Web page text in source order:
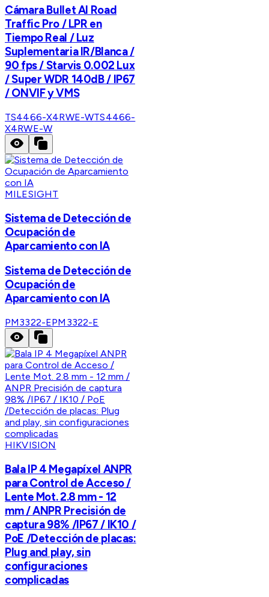
Cámara Bullet AI Road
Traffic Pro / LPR en
Tiempo Real / Luz
Suplementaria IR/Blanca /
90 fps / Starvis 0.002 Lux
/ Super WDR 140dB / IP67
/ ONVIF y VMS
TS4466-X4RWE-WTS4466-
X4RWE-W
MILESIGHT
Sistema de Detección de
Ocupación de
Aparcamiento con IA
Sistema de Detección de
Ocupación de
Aparcamiento con IA
PM3322-EPM3322-E
HIKVISION
Bala IP 4 Megapíxel ANPR
para Control de Acceso /
Lente Mot. 2.8 mm - 12
mm / ANPR Precisión de
captura 98% /IP67 / IK10 /
PoE /Detección de placas:
Plug and play, sin
configuraciones
complicadas